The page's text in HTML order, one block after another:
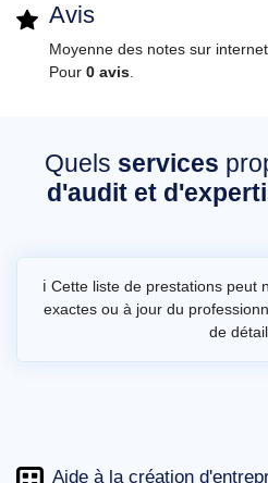
Avis
Moyenne des notes sur
Pour 0 avis
Quels services
d'audit et
ℹ️ Cette liste de prestations peut
exactes ou à jour du
de
Aide à la création